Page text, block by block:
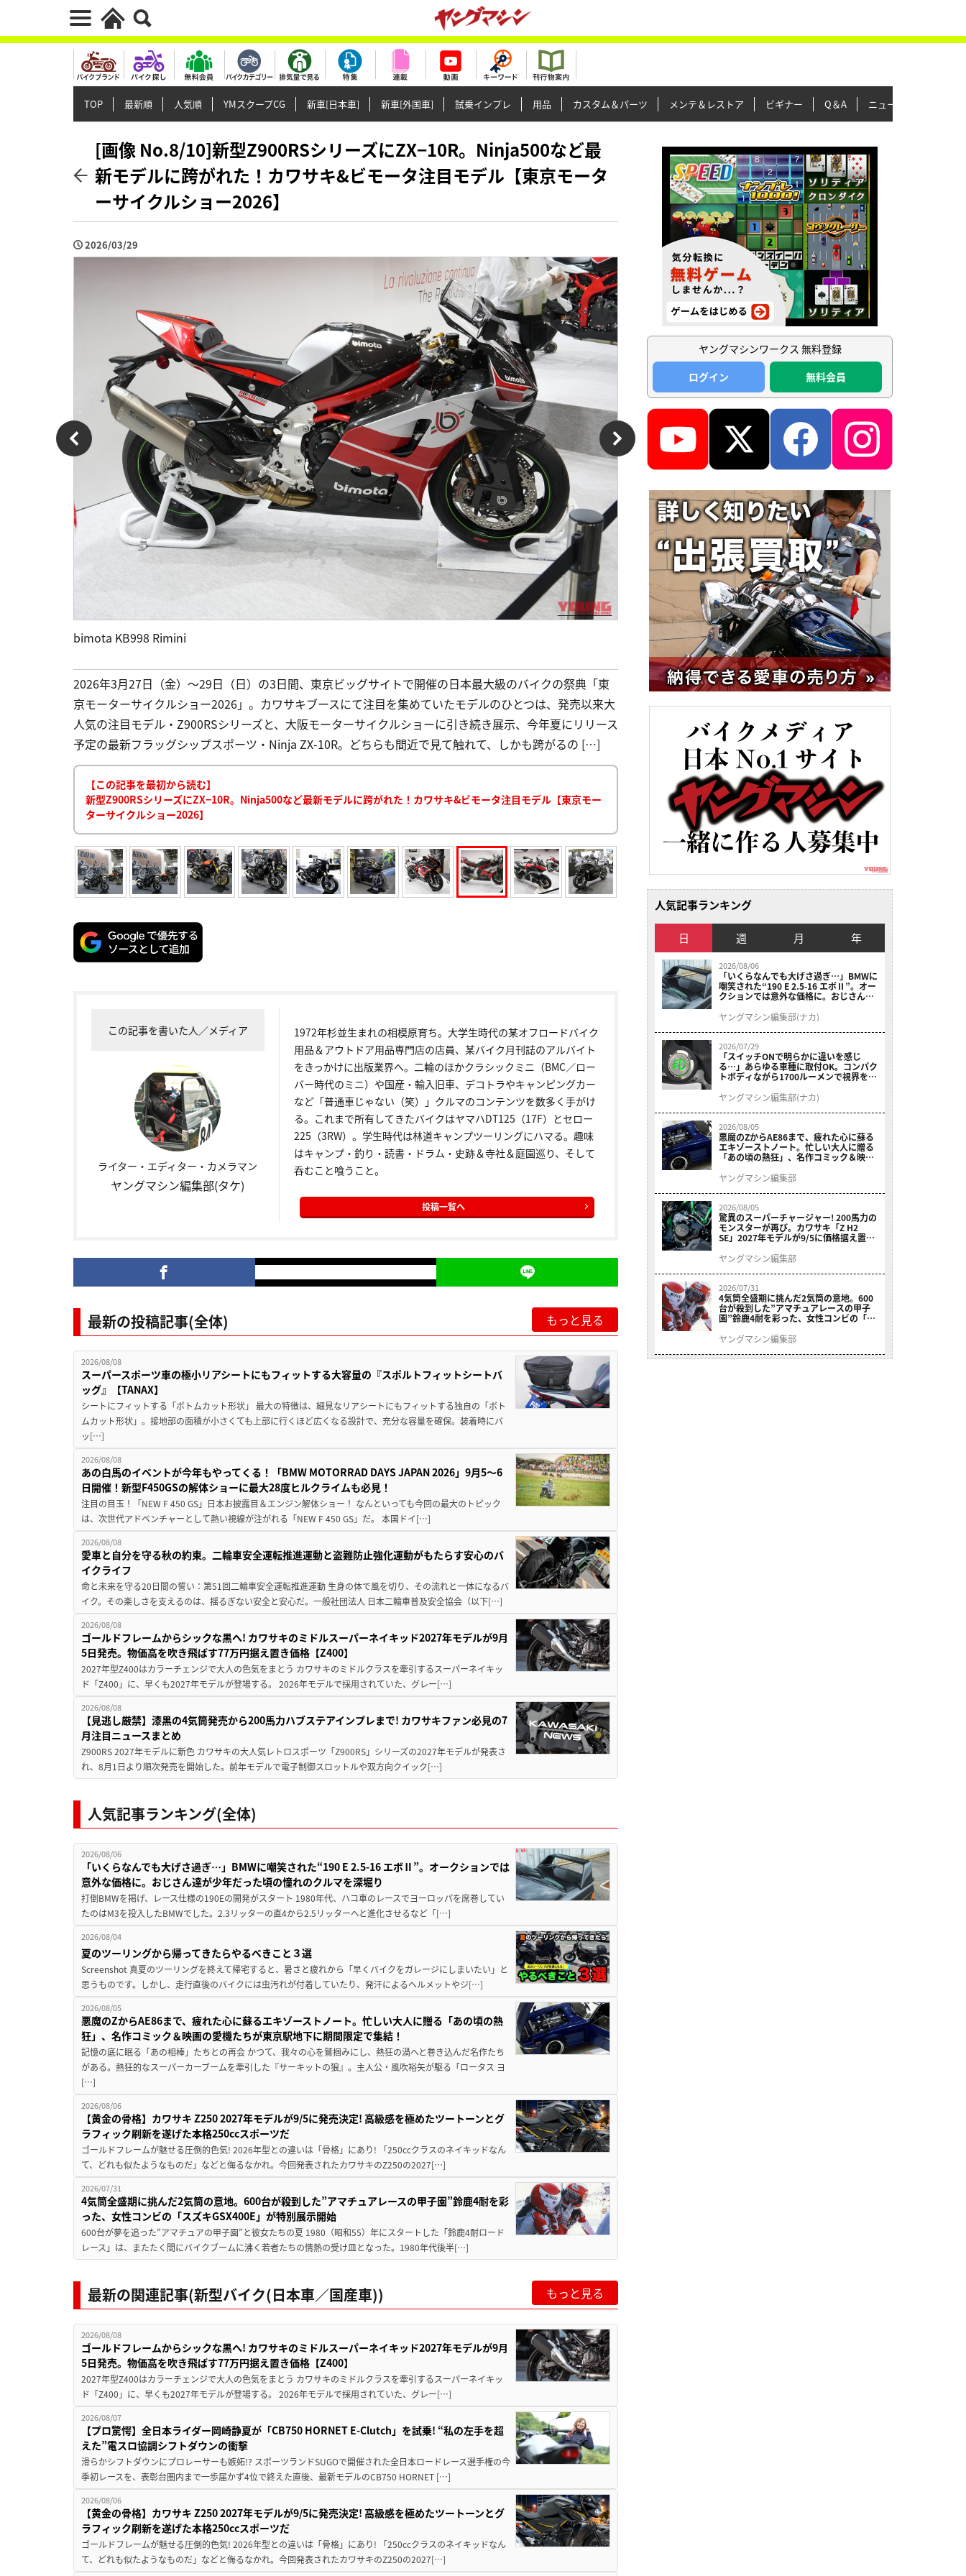
TOP 最新順 人気順 YMスクープCG 新車[日本車] 新車[外国車] 試乗インプレ 用品 カスタム＆パーツ メンテ＆レストア ビギナー Q＆A ニュース＆トピックス
[画像 No.8/10]新型Z900RSシリーズにZX−10R。Ninja500など最
新モデルに跨がれた！カワサキ&ビモータ注目モデル【東京モータ
ーサイクルショー2026】
2026/03/29
bimota KB998 Rimini
2026年3月27日（金）〜29日（日）の3日間、東京ビッグサイトで開催の日本最大級のバイクの祭典「東
京モーターサイクルショー2026」。カワサキブースにて注目を集めていたモデルのひとつは、発売以来大
人気の注目モデル・Z900RSシリーズと、大阪モーターサイクルショーに引き続き展示、今年夏にリリース
予定の最新フラッグシップスポーツ・Ninja ZX-10R。どちらも間近で見て触れて、しかも跨がるの […]
【この記事を最初から読む】
新型Z900RSシリーズにZX−10R。Ninja500など最新モデルに跨がれた！カワサキ&ビモータ注目モデル【東京モー
ターサイクルショー2026】
この記事を書いた人／メディア
ライター・エディター・カメラマン
ヤングマシン編集部(タケ)
1972年杉並生まれの相模原育ち。大学生時代の某オフロードバイク
用品＆アウトドア用品専門店の店員、某バイク月刊誌のアルバイト
をきっかけに出版業界へ。二輪のほかクラシックミニ（BMC／ロー
バー時代のミニ）や国産・輸入旧車、デコトラやキャンピングカー
など「普通車じゃない（笑）」クルマのコンテンツを数多く手がけ
る。これまで所有してきたバイクはヤマハDT125（17F）とセロー
225（3RW）。学生時代は林道キャンプツーリングにハマる。趣味
はキャンプ・釣り・読書・ドラム・史跡＆寺社＆庭園巡り、そして
呑むこと喰うこと。
投稿一覧へ
最新の投稿記事(全体) もっと見る
2026/08/08
スーパースポーツ車の極小リアシートにもフィットする大容量の『スポルトフィットシートバ
ッグ』【TANAX】
シートにフィットする「ボトムカット形状」 最大の特徴は、細見なリアシートにもフィットする独自の「ボト
ムカット形状」。接地部の面積が小さくても上部に行くほど広くなる設計で、充分な容量を確保。装着時にバ
ッ[…]
2026/08/08
あの白馬のイベントが今年もやってくる！「BMW MOTORRAD DAYS JAPAN 2026」9月5〜6
日開催！新型F450GSの解体ショーに最大28度ヒルクライムも必見！
注目の目玉！「NEW F 450 GS」日本お披露目＆エンジン解体ショー！ なんといっても今回の最大のトピック
は、次世代アドベンチャーとして熱い視線が注がれる「NEW F 450 GS」だ。 本国ドイ[…]
2026/08/08
愛車と自分を守る秋の約束。二輪車安全運転推進運動と盗難防止強化運動がもたらす安心のバ
イクライフ
命と未来を守る20日間の誓い：第51回二輪車安全運転推進運動 生身の体で風を切り、その流れと一体になるバ
イク。その楽しさを支えるのは、揺るぎない安全と安心だ。一般社団法人 日本二輪車普及安全協会（以下[…]
2026/08/08
ゴールドフレームからシックな黒へ! カワサキのミドルスーパーネイキッド2027年モデルが9月
5日発売。物価高を吹き飛ばす77万円据え置き価格【Z400】
2027年型Z400はカラーチェンジで大人の色気をまとう カワサキのミドルクラスを牽引するスーパーネイキッ
ド「Z400」に、早くも2027年モデルが登場する。 2026年モデルで採用されていた、グレー[…]
2026/08/08
【見逃し厳禁】漆黒の4気筒発売から200馬力ハブステアインプレまで! カワサキファン必見の7
月注目ニュースまとめ
Z900RS 2027年モデルに新色 カワサキの大人気レトロスポーツ「Z900RS」シリーズの2027年モデルが発表さ
れ、8月1日より順次発売を開始した。前年モデルで電子制御スロットルや双方向クイック[…]
人気記事ランキング(全体)
2026/08/06
「いくらなんでも大げさ過ぎ…」BMWに嘲笑された“190 E 2.5-16 エボⅡ”。オークションでは
意外な価格に。おじさん達が少年だった頃の憧れのクルマを深堀り
打倒BMWを掲げ、レース仕様の190Eの開発がスタート 1980年代、ハコ車のレースでヨーロッパを席巻してい
たのはM3を投入したBMWでした。2.3リッターの直4から2.5リッターへと進化させるなど「[…]
2026/08/04
夏のツーリングから帰ってきたらやるべきこと３選
Screenshot 真夏のツーリングを終えて帰宅すると、暑さと疲れから「早くバイクをガレージにしまいたい」と
思うものです。しかし、走行直後のバイクには虫汚れが付着していたり、発汗によるヘルメットやジ[…]
2026/08/05
悪魔のZからAE86まで、疲れた心に蘇るエキゾーストノート。忙しい大人に贈る「あの頃の熱
狂」、名作コミック＆映画の愛機たちが東京駅地下に期間限定で集結！
記憶の底に眠る「あの相棒」たちとの再会 かつて、我々の心を鷲掴みにし、熱狂の渦へと巻き込んだ名作たち
がある。熱狂的なスーパーカーブームを牽引した『サーキットの狼』。主人公・風吹裕矢が駆る「ロータス ヨ
[…]
2026/08/06
【黄金の骨格】カワサキ Z250 2027年モデルが9/5に発売決定! 高級感を極めたツートーンとグ
ラフィック刷新を遂げた本格250ccスポーツだ
ゴールドフレームが魅せる圧倒的色気! 2026年型との違いは「骨格」にあり! 「250ccクラスのネイキッドなん
て、どれも似たようなものだ」などと侮るなかれ。今回発表されたカワサキのZ250の2027[…]
2026/07/31
4気筒全盛期に挑んだ2気筒の意地。600台が殺到した”アマチュアレースの甲子園”鈴鹿4耐を彩
った、女性コンビの「スズキGSX400E」が特別展示開始
600台が夢を追った”アマチュアの甲子園”と彼女たちの夏 1980（昭和55）年にスタートした「鈴鹿4耐ロード
レース」は、またたく間にバイクブームに沸く若者たちの情熱の受け皿となった。1980年代後半[…]
最新の関連記事(新型バイク(日本車／国産車)) もっと見る
2026/08/08
ゴールドフレームからシックな黒へ! カワサキのミドルスーパーネイキッド2027年モデルが9月
5日発売。物価高を吹き飛ばす77万円据え置き価格【Z400】
2027年型Z400はカラーチェンジで大人の色気をまとう カワサキのミドルクラスを牽引するスーパーネイキッ
ド「Z400」に、早くも2027年モデルが登場する。 2026年モデルで採用されていた、グレー[…]
2026/08/07
【プロ驚愕】全日本ライダー岡崎静夏が「CB750 HORNET E-Clutch」を試乗! “私の左手を超
えた”電スロ協調シフトダウンの衝撃
滑らかシフトダウンにプロレーサーも嫉妬!? スポーツランドSUGOで開催された全日本ロードレース選手権の今
季初レースを、表彰台圏内まで一歩届かず4位で終えた直後、最新モデルのCB750 HORNET […]
2026/08/06
【黄金の骨格】カワサキ Z250 2027年モデルが9/5に発売決定! 高級感を極めたツートーンとグ
ラフィック刷新を遂げた本格250ccスポーツだ
ゴールドフレームが魅せる圧倒的色気! 2026年型との違いは「骨格」にあり! 「250ccクラスのネイキッドなん
て、どれも似たようなものだ」などと侮るなかれ。今回発表されたカワサキのZ250の2027[…]
ヤングマシンワークス 無料登録
ログイン
無料会員
人気記事ランキング
日 週 月 年
2026/08/06
「いくらなんでも大げさ過ぎ…」BMWに
嘲笑された“190 E 2.5-16 エボⅡ”。オー
クションでは意外な価格に。おじさん達
ヤングマシン編集部(ナカ)
2026/07/29
「スイッチONで明らかに違いを感じ
る…」あらゆる車種に取付OK。コンパク
トボディながら1700ルーメンで視界を確
ニット プレシャスレイ スモール］
ヤングマシン編集部(ナカ)
2026/08/05
悪魔のZからAE86まで、疲れた心に蘇る
エキゾーストノート。忙しい大人に贈る
「あの頃の熱狂」、名作コミック＆映画
結！
ヤングマシン編集部
2026/08/05
驚異のスーパーチャージャー! 200馬力の
モンスターが再び。カワサキ「Z H2
SE」2027年モデルが9/5に価格据え置き
ヤングマシン編集部
2026/07/31
4気筒全盛期に挑んだ2気筒の意地。600
台が殺到した”アマチュアレースの甲子
園”鈴鹿4耐を彩った、女性コンビの「ス
ヤングマシン編集部